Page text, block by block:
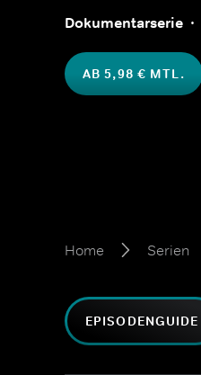
Dokumentarserie
AB 5,98 € MTL.
Home Serien
EPISODENGUIDE